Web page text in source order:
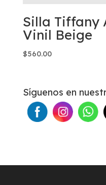
Silla Tiffany
Vinil Beige
$560.00
Síguenos en